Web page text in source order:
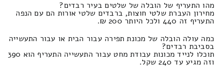
מהו התעריף של הובלה של שלטים בעיר רבדים?
מחירון העברת שלטי חוצות, ברבדים שלטי אורות הם עם הנפה
התעריף זה 440 ולכל היותר 200 ₪.
כמה עולה הובלה של מכונת תפירה עבור הבית או עבור התעשייה
בסביבת רבדים?
תוכלו לנייד מכונות עבודת מחט עבור התעשייה התעריף הוא 390
וזה מגיע עד 240 שקל.